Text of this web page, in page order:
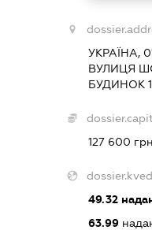
УКРАЇНА,
ВУЛИЦЯ
БУДИНОК
127 600
49.32
63.99